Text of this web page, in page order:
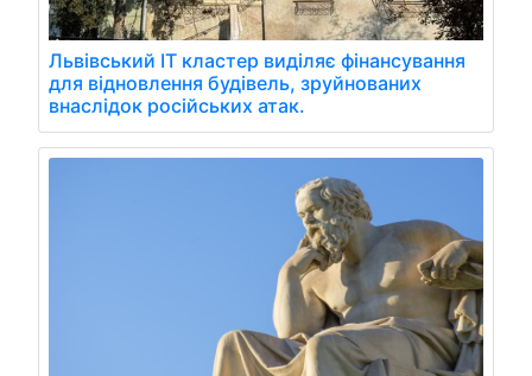
Львівський ІТ кластер виділяє фінансування
для відновлення будівель, зруйнованих
внаслідок російських атак.